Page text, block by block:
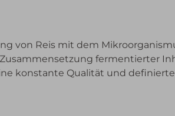
von Reis mit dem
fermentierter
konstante Qualität und